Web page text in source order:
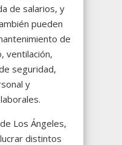
de salarios, y
pueden
de
ventilación,
seguridad,
y
Los Ángeles,
distintos